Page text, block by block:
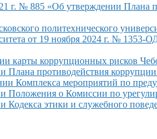
г. № 885 «Об утверждении Плана
политехнического
от 19 ноября 2024 г. № 1353-ОД
коррупционных рисков
противодействия
Комплекса мероприятий по
Положения о Комиссии по
Кодекса этики и служебного